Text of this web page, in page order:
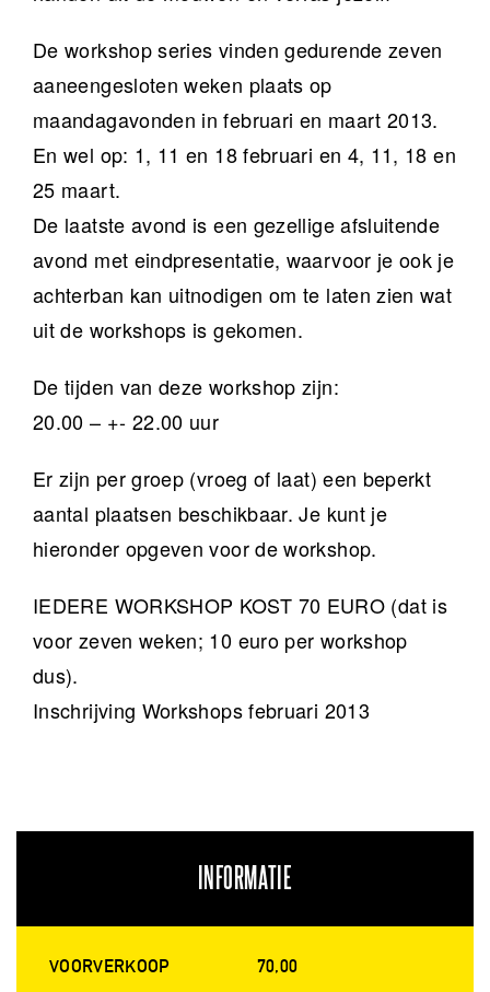
De workshop series vinden gedurende zeven
aaneengesloten weken plaats op
maandagavonden in februari en maart 2013.
En wel op: 1, 11 en 18 februari en 4, 11, 18 en
25 maart.
De laatste avond is een gezellige afsluitende
avond met eindpresentatie, waarvoor je ook je
achterban kan uitnodigen om te laten zien wat
uit de workshops is gekomen.
De tijden van deze workshop zijn:
20.00 – +- 22.00 uur
Er zijn per groep (vroeg of laat) een beperkt
aantal plaatsen beschikbaar. Je kunt je
hieronder opgeven voor de workshop.
IEDERE WORKSHOP KOST 70 EURO (dat is
voor zeven weken; 10 euro per workshop
dus).
Inschrijving Workshops februari 2013
INFORMATIE
VOORVERKOOP 70,00